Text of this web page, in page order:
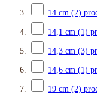
14 cm (2)
14,1 cm (1)
14,3 cm (3)
14,6 cm (1)
19 cm (2)